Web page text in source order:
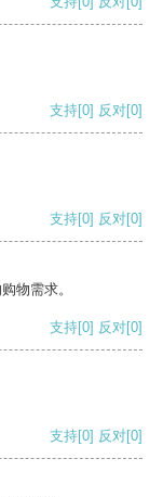
支持[0] 反对[0]
支持[0] 反对[0]
物需求。
支持[0] 反对[0]
支持[0] 反对[0]